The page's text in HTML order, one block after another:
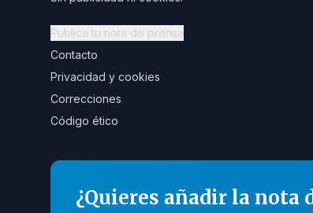
Publica tu nota de prensa
Contacto
Privacidad y cookies
Correcciones
Código ético
¿Quieres añadir la nota